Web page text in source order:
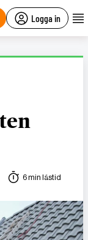
Logga in
6 min lästid